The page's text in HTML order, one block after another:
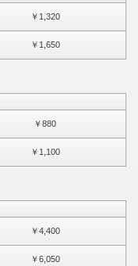
￥1,320
￥1,650
￥880
￥1,100
￥4,400
￥6,050